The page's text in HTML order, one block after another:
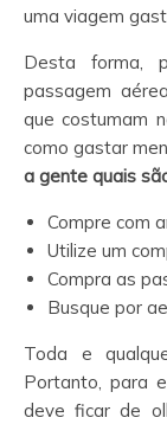
uma viagem
Desta forma,
passagem
que costumam
como gastar
a gente quais
Compre com
Utilize um
Compra as
Busque por
Toda e
Portanto, para
deve ficar de